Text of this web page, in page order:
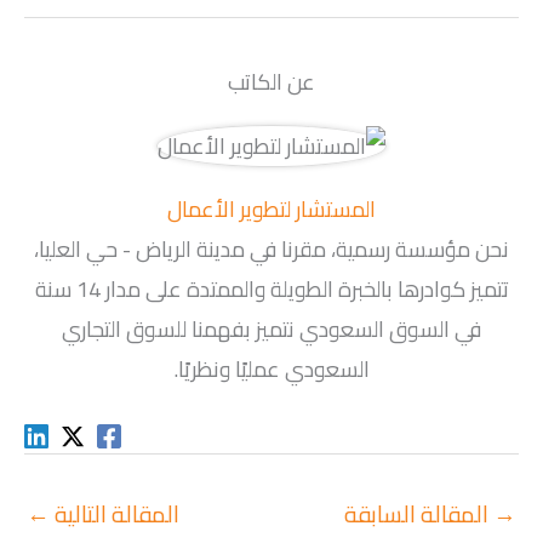
عن الكاتب
المستشار لتطوير الأعمال
نحن مؤسسة رسمية، مقرنا في مدينة الرياض - حي العليا،
تتميز كوادرها بالخبرة الطويلة والممتدة على مدار 14 سنة
في السوق السعودي نتميز بفهمنا للسوق التجاري
السعودي عمليًا ونظريًا.
→ المقالة السابقة المقالة التالية←